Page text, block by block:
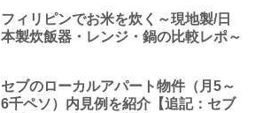
フィリピンでお米を炊く～現地製/日
本製炊飯器・レンジ・鍋の比較レポ～
セブのローカルアパート物件（月5～
6千ペソ）内見例を紹介【追記：セブ